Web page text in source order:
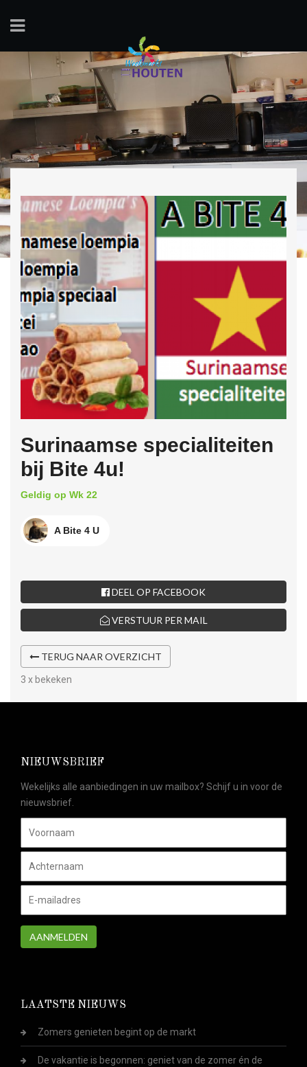
Surinaamse specialiteiten
bij Bite 4u!
Geldig op Wk 22
A Bite 4 U
DEEL OP FACEBOOK
VERSTUUR PER MAIL
TERUG NAAR OVERZICHT
3 x bekeken
NIEUWSBRIEF
Wekelijks alle aanbiedingen in uw mailbox? Schijf u in voor de
nieuwsbrief.
AANMELDEN
LAATSTE NIEUWS
Zomers genieten begint op de markt
De vakantie is begonnen: geniet van de zomer én de